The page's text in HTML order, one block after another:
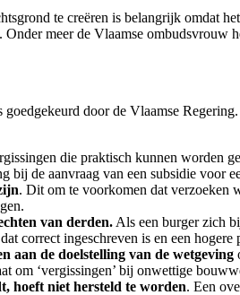
te creëren is belangrijk omdat
meer de Vlaamse ombudsvrouw
door de Vlaamse
die praktisch kunnen worden
bij de aanvraag van een subsidie voor
. Dit om te voorkomen dat verzoeken
van derden. Als een burger zich
correct ingeschreven is en een
aan de doelstelling van de wetgeving
om ‘vergissingen’ bij onwettige
hoeft niet hersteld te worden. Een